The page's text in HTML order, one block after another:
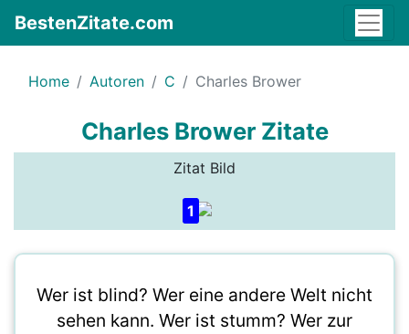
BestenZitate.com
Home Autoren C Charles Brower
Charles Brower Zitate
Zitat Bild
1
Wer ist blind? Wer eine andere Welt nicht
sehen kann. Wer ist stumm? Wer zur